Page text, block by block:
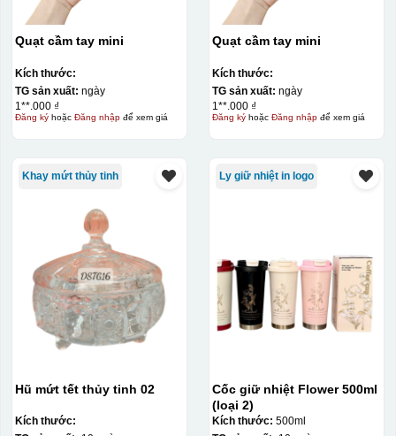
bằng một thanh gạt (squeegee) để in lên bề mặt sản
phẩm như ly, cốc, bút, móc khóa hay các vật phẩm quà
khác nhau, độ bền cao, có thể in trên nhiều chất liệu và
phù hợp cho sản xuất số lượng lớn, tuy nhiên đòi hỏi
Quạt cầm tay mini
Kích thước:
TG sản xuất: ngày
1**.000 ₫
Đăng kýhoặc Đăng nhậpđể xem giá
Quạt cầm tay mini
Kích thước:
TG sản xuất: ngày
1**.000 ₫
Đăng kýhoặc Đăng nhậpđể xem giá
Khay mứt thủy tinh
Hũ mứt tết thủy tinh 02
Kích thước:
Ly giữ nhiệt in logo
Cốc giữ nhiệt Flower 500ml
(loại 2)
Kích thước: 500ml